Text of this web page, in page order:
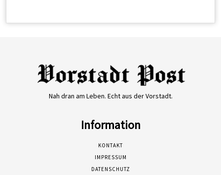
Nah dran am Leben. Echt aus der Vorstadt.
Information
KONTAKT
IMPRESSUM
DATENSCHUTZ